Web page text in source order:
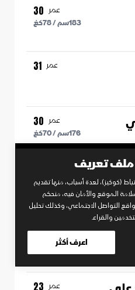
عمر 30
183سم /78كغ
عمر 31
عمر 30
176سم /70كغ
عمر 25
عمر 23
تعريف
(كوكيز)، لعدة أسباب، منها تقديم
الموقع والأمان فيه، منحكم
التواصل الاجتماعي، وكذلك تحليل
والقراء.
اعرف أكثر